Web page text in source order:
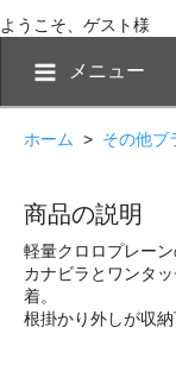
ようこそ、ゲスト様
メニュー
ホーム > その他ブ
商品の説明
軽量クロロプレー
カナビラとワンタ
着。
根掛かり外しが収納